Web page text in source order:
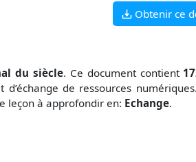
Obtenir ce
du siècle. Ce document contient
d’échange de ressources
leçon à approfondir en: Echange.